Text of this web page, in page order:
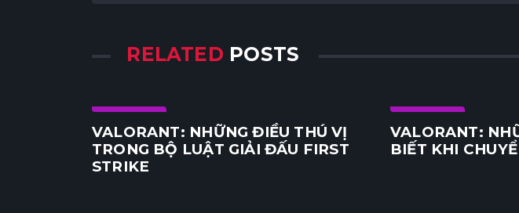
RELATED POSTS
E-Sports
VALORANT: NHỮNG ĐIỀU THÚ VỊ
TRONG BỘ LUẬT GIẢI ĐẤU FIRST
STRIKE
E-Sports
VALORANT:
BIẾT KHI